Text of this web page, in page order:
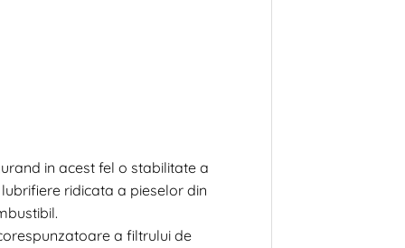
in acest fel o stabilitate a
ridicata a pieselor din
a filtrului de